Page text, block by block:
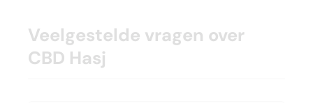
Veelgestelde vragen over
CBD Hasj